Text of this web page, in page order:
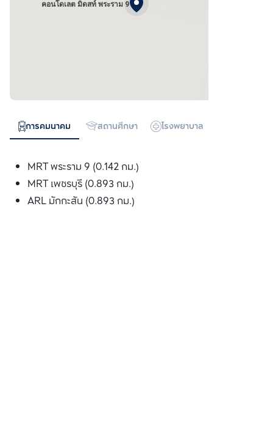
คอนโดเลต มิดสท์ พระราม 9
การคมนาคม สถานศึกษา โรงพยาบาล
MRT พระราม 9 (0.142 กม.)
MRT เพชรบุรี (0.893 กม.)
ARL มักกะสัน (0.893 กม.)